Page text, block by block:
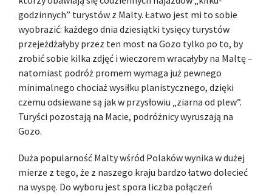
godzinnych” turystów z Malty. Łatwo jest mi to sobie
wyobrazić: każdego dnia dziesiątki tysięcy turystów
przejeżdżałyby przez ten most na Gozo tylko po to, by
zrobić sobie kilka zdjęć i wieczorem wracałyby na Maltę –
natomiast podróż promem wymaga już pewnego
minimalnego chociaż wysiłku planistycznego, dzięki
czemu odsiewane są jak w przysłowiu „ziarna od plew”.
Turyści pozostają na Macie, podróżnicy wyruszają na
Gozo.
Duża popularność Malty wśród Polaków wynika w dużej
mierze z tego, że z naszego kraju bardzo łatwo dolecieć
na wyspę. Do wyboru jest spora liczba połączeń